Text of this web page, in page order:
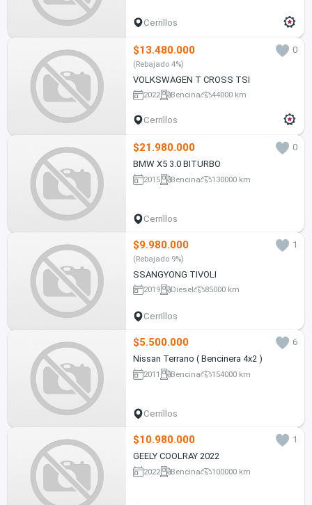
Cerrillos
$13.480.000 0
(Rebajado 4%)
VOLKSWAGEN T CROSS TSI
2022 Bencina 44000 km
Cerrillos
$21.980.000
0
BMW X5 3.0 BITURBO
2015 Bencina 130000 km
Cerrillos
$9.980.000 1
(Rebajado 9%)
SSANGYONG TIVOLI
2019 Diesel 85000 km
Cerrillos
$5.500.000
6
Nissan Terrano ( Bencinera 4x2 )
2011 Bencina 154000 km
Cerrillos
$10.980.000
1
GEELY COOLRAY 2022
2022 Bencina 100000 km